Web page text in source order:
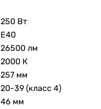
250 Вт
E40
26500 лм
2000 К
257 мм
20-39 (класс 4)
46 мм